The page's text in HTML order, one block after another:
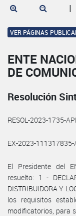
|
VER PÁGINAS
ENTE
DE
Resolución
RESOL-2023-1735-
EX-2023-111317835-
El Presidente del
resuelto: 1 -
DISTRIBUIDORA Y
los requisitos
modificatorios, para